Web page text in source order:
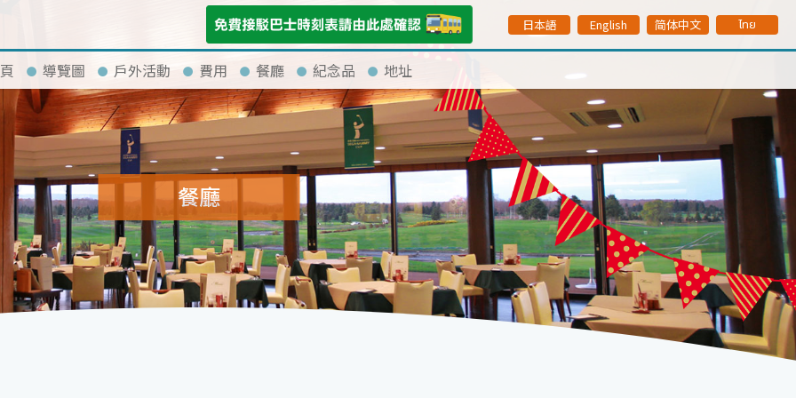
日本語 English 简体中文 ไทย
導覽圖 戶外活動 費用 餐廳 紀念品 地址
餐廳